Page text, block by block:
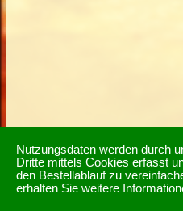
Nutzungsdaten werden durch
Dritte mittels Cookies erfasst
den Bestellablauf zu
erhalten Sie weitere